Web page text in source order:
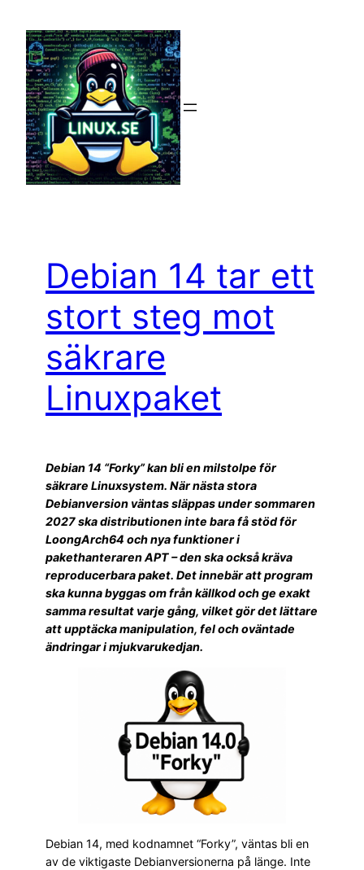
innehåll
Debian 14 tar ett
stort steg mot
säkrare
Linuxpaket
Debian 14 “Forky” kan bli en milstolpe för
säkrare Linuxsystem. När nästa stora
Debianversion väntas släppas under sommaren
2027 ska distributionen inte bara få stöd för
LoongArch64 och nya funktioner i
pakethanteraren APT – den ska också kräva
reproducerbara paket. Det innebär att program
ska kunna byggas om från källkod och ge exakt
samma resultat varje gång, vilket gör det lättare
att upptäcka manipulation, fel och oväntade
ändringar i mjukvarukedjan.
Debian 14, med kodnamnet “Forky”, väntas bli en
av de viktigaste Debianversionerna på länge. Inte